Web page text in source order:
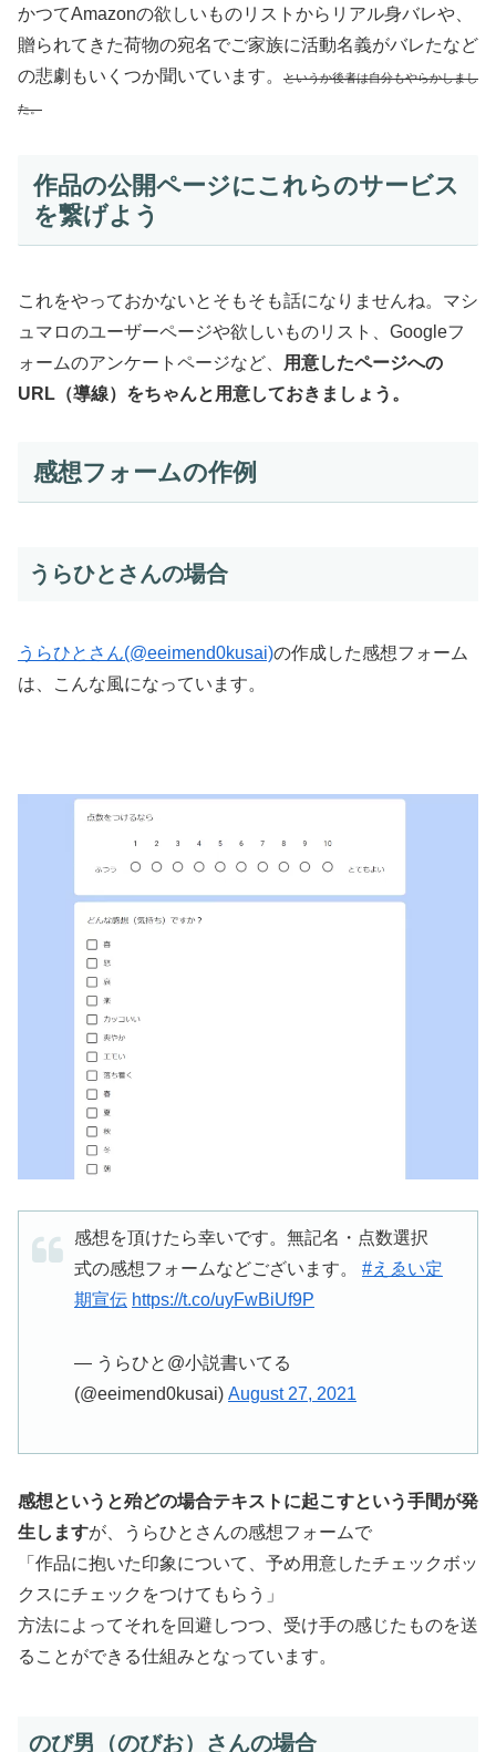
かつてAmazonの欲しいものリストからリアル身バレや、
贈られてきた荷物の宛名でご家族に活動名義がバレたなど
の悲劇もいくつか聞いています。
というか後者は自分もやらかしまし
た。
作品の公開ページにこれらのサービス
を繋げよう
これをやっておかないとそもそも話になりませんね。マシ
ュマロのユーザーページや欲しいものリスト、Googleフ
ォームのアンケートページなど、
用意したページへの
URL（導線）をちゃんと用意しておきましょう。
感想フォームの作例
うらひとさんの場合
うらひとさん(@eeimend0kusai)の作成した感想フォーム
は、こんな風になっています。
感想を頂けたら幸いです。無記名・点数選択
式の感想フォームなどございます。 #えゑい定
期宣伝 https://t.co/uyFwBiUf9P
— うらひと@小説書いてる
(@eeimend0kusai) August 27, 2021
感想というと殆どの場合テキストに起こすという手間が発
生しますが、うらひとさんの感想フォームで
「作品に抱いた印象について、予め用意したチェックボッ
クスにチェックをつけてもらう」
方法によってそれを回避しつつ、受け手の感じたものを送
ることができる仕組みとなっています。
のび男（のびお）さんの場合